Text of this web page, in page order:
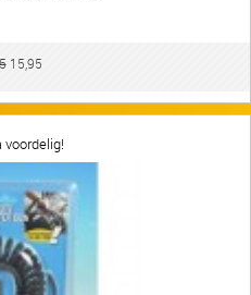
15,95
voordelig!